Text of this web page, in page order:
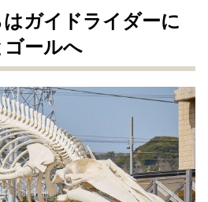
ガイドライダーに
ールへ